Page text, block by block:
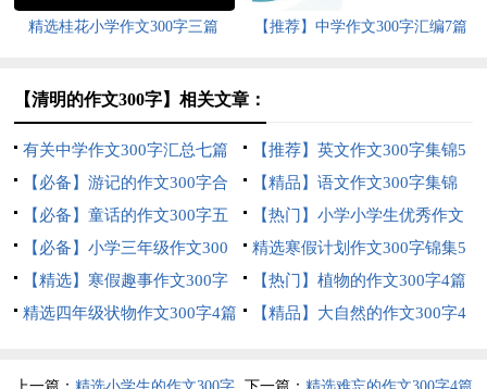
精选桂花小学作文300字三篇 【推荐】中学作文300字汇编7篇
【清明的作文300字】相关文章：
有关中学作文300字汇总七篇
【推荐】英文作文300字集锦5
篇
【必备】游记的作文300字合
集七篇
【精品】语文作文300字集锦
十篇
【必备】童话的作文300字五
篇
【热门】小学小学生优秀作文
300字合集七篇
【必备】小学三年级作文300
字4篇
精选寒假计划作文300字锦集5
篇
【精选】寒假趣事作文300字
汇编六篇
【热门】植物的作文300字4篇
精选四年级状物作文300字4篇
【精品】大自然的作文300字4